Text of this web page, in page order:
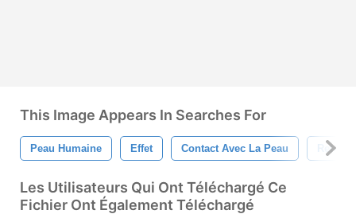
This Image Appears In Searches For
Peau Humaine Effet Contact Avec La Peau
Les Utilisateurs Qui Ont Téléchargé Ce
Fichier Ont Également Téléchargé